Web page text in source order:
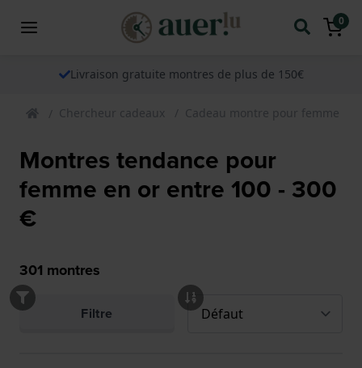
0
Livraison gratuite montres de plus de 150€
Chercheur cadeaux Cadeau montre pour femme
Montres tendance pour
femme en or entre 100 - 300
€
301 montres
Filtre